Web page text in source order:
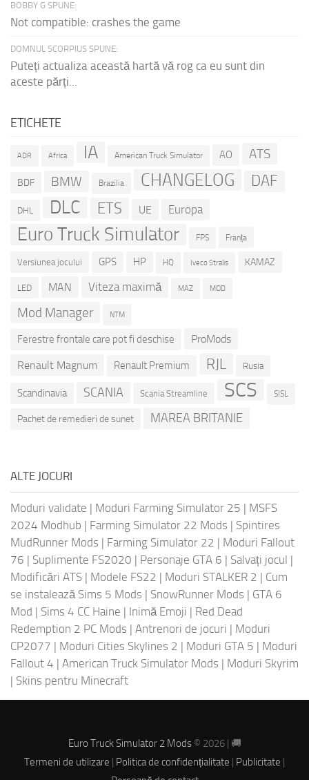
BOBBY G SPUNE:
Not compatible: crashes the game
DOMNUL SCORPIUS SPUNE:
Puteți actualiza această hartă vă rog ca eu sunt din
aceste părți...
ETICHETE
ADR Africa IA American Truck Simulator AO ATS
BDF BMW Brazilia CHANGELOG DAF
DHL DLC ETS UE Europa
Euro Truck Simulator FPS Franța
Versiunea jocului GPS HP HQ Iveco Stralis KAMAZ
LED MAN Viteza maximă MAZ MOD
Mod Manager NTM
Ferestre frontale care pot fi deschise
ProMods
Renault Magnum
Renault Premium RJL Rusia
Scandinavia SCANIA Scania Streamline SCS SISL
Pachet de remedieri de sunet MAREA BRITANIE
ALTE JOCURI
Moduri validate | Moduri Farming Simulator 25 | MSFS
2024 Modhub | Farming Simulator 22 Mods | Spintires
MudRunner Mods | Farming Simulator 22 | Moduri Fallout
76 | Suplimente FS2020 | Personaje GTA 6 | Salvați jocul |
Modificări ATS | Modele FS22 | Moduri STALKER 2 | Cum
se instalează Sims 5 Mods | SnowRunner Mods | GTA 6
Mod | Sims 4 CC Haine | Inimă Emoji | Red Dead
Redemption 2 PC Mods | Antrenori de jocuri | Moduri
CP2077 | Moduri Cities Skylines 2 | Moduri GTA 5 | Moduri
Fallout 4 | American Truck Simulator Mods | Moduri Skyrim
| Skins pentru Minecraft
Euro Truck Simulator 2 Mods© 2026 | 🚚
Termeni de utilizare | Politica de confidențialitate | Publicitate |